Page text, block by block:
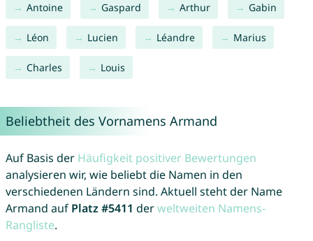
Antoine Gaspard Arthur Gabin
Léon Lucien Léandre Marius
Charles Louis
Beliebtheit des Vornamens Armand
Auf Basis der Häufigkeit positiver Bewertungen
analysieren wir, wie beliebt die Namen in den
verschiedenen Ländern sind. Aktuell steht der Name
Armand auf Platz #5411 derweltweiten Namens-
Rangliste.